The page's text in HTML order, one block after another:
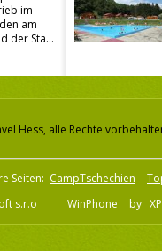
im
am
der Sta...
Hess, alle Rechte
Seiten: CampTschechien
s.r.o WinPhone by